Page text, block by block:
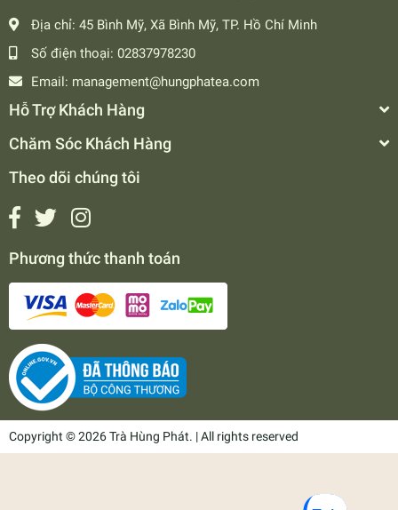
Địa chỉ: 45 Bình Mỹ, Xã Bình Mỹ, TP. Hồ Chí Minh
Số điện thoại: 02837978230
Email: management@hungphatea.com
Hỗ Trợ Khách Hàng
Chăm Sóc Khách Hàng
Theo dõi chúng tôi
Phương thức thanh toán
Copyright © 2026 Trà Hùng Phát. | All rights reserved